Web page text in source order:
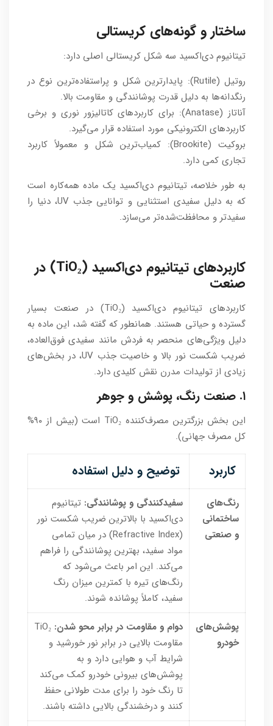
ساختار و گونه‌های کریستالی
تیتانیوم دی‌اکسید سه شکل کریستالی اصلی دارد:
روتیل (Rutile): پایدارترین شکل و پراستفاده‌ترین نوع در
رنگدانه‌ها به دلیل قدرت پوشانندگی و مقاومت بالا.
آناتاز (Anatase): برای کاربردهای کاتالیزور نوری و برخی
کاربردهای الکترونیکی مورد استفاده قرار می‌گیرد.
بروکیت (Brookite): کمیاب‌ترین شکل و معمولاً کاربرد
تجاری کمی دارد.
به طور خلاصه، تیتانیوم دی‌اکسید یک ماده همه‌کاره است
که به دلیل سفیدی استثنایی و توانایی جذب UV، دنیا را
سفیدتر و محافظت‌شده‌تر می‌سازد.
کاربردهای تیتانیوم دی‌اکسید (TiO₂) در
صنعت
کاربردهای تیتانیوم دی‌اکسید (TiO₂) در صنعت بسیار
گسترده و حیاتی هستند. همانطور که گفته شد، این ماده به
دلیل ویژگی‌های منحصر به فردش مانند سفیدی فوق‌العاده،
ضریب شکست نور بالا و خاصیت جذب UV، در بخش‌های
زیادی از تولیدات مدرن نقش کلیدی دارد.
۱. صنعت رنگ، پوشش و جوهر
این بخش بزرگترین مصرف‌کننده TiO₂ است (بیش از ۹۰%
کل مصرف جهانی).
کاربرد توضیح و دلیل استفاده
رنگ‌های
ساختمانی
و صنعتی
سفیدکنندگی و پوشانندگی: تیتانیوم
دی‌اکسید با بالاترین ضریب شکست نور
(Refractive Index) در میان تمامی
مواد سفید، بهترین پوشانندگی را فراهم
می‌کند. این امر باعث می‌شود که
رنگ‌های تیره با کمترین میزان رنگ
سفید، کاملاً پوشانده شوند.
پوشش‌های
خودرو
دوام و مقاومت در برابر محو شدن: TiO₂
مقاومت بالایی در برابر نور خورشید و
شرایط آب و هوایی دارد و به
پوشش‌های بیرونی خودرو کمک می‌کند
تا رنگ خود را برای مدت طولانی حفظ
کنند و درخشندگی بالایی داشته باشند.